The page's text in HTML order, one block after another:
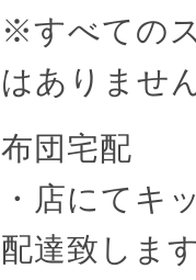
※すべての
はありませ
布団宅配
・店にてキ
配達致しま